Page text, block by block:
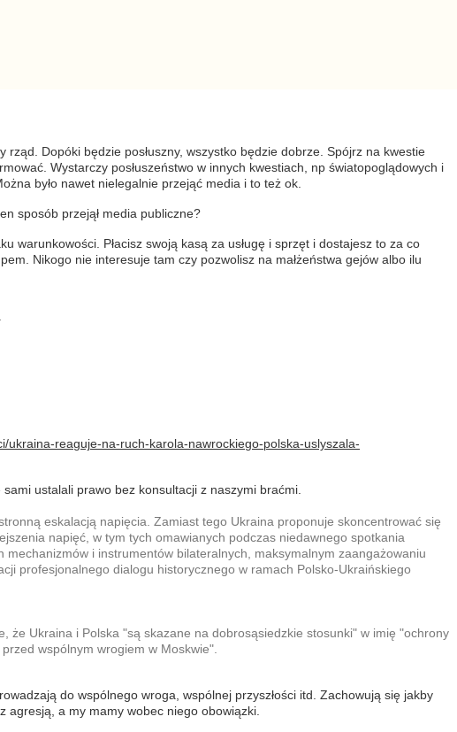
rząd. Dopóki będzie posłuszny, wszystko będzie dobrze. Spójrz na kwestie
Wystarczy posłuszeństwo w innych kwestiach, np światopoglądowych i
było nawet nielegalnie przejąć media i to też ok.
sposób przejął media publiczne?
warunkowości. Płacisz swoją kasą za usługę i sprzęt i dostajesz to za co
Nikogo nie interesuje tam czy pozwolisz na małżeństwa gejów albo ilu
ukraina-reaguje-na-ruch-karola-nawrockiego-polska-uslyszala-
ustalali prawo bez konsultacji z naszymi braćmi.
eskalacją napięcia. Zamiast tego Ukraina proponuje skoncentrować się
napięć, w tym tych omawianych podczas niedawnego spotkania
mechanizmów i instrumentów bilateralnych, maksymalnym zaangażowaniu
profesjonalnego dialogu historycznego w ramach Polsko-Ukraińskiego
że Ukraina i Polska "są skazane na dobrosąsiedzkie stosunki" w imię "ochrony
wspólnym wrogiem w Moskwie".
do wspólnego wroga, wspólnej przyszłości itd. Zachowują się jakby
agresją, a my mamy wobec niego obowiązki.